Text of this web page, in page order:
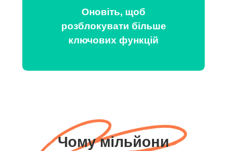
Оновіть, щоб
розблокувати більше
ключових функцій
Чому мільйони